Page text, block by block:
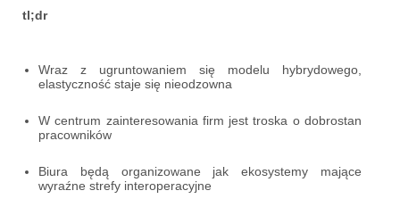
tl;dr
Wraz z ugruntowaniem się modelu hybrydowego,
elastyczność staje się nieodzowna
W centrum zainteresowania firm jest troska o dobrostan
pracowników
Biura będą organizowane jak ekosystemy mające
wyraźne strefy interoperacyjne